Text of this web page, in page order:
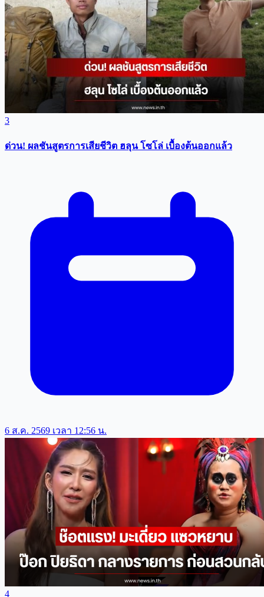
3
ด่วน! ผลชันสูตรการเสียชีวิต ฮลุน โซโล่ เบื้องต้นออกแล้ว
6 ส.ค. 2569 เวลา 12:56 น.
4